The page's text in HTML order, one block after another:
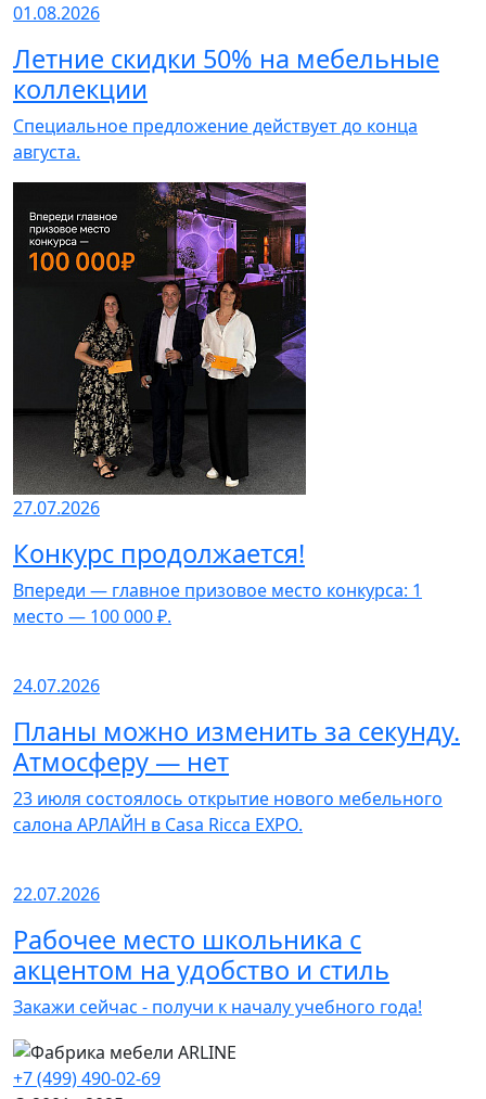
01.08.2026
Летние скидки 50% на мебельные
коллекции
Специальное предложение действует до конца
августа.
27.07.2026
Конкурс продолжается!
Впереди — главное призовое место конкурса: 1
место — 100 000 ₽.
24.07.2026
Планы можно изменить за секунду.
Атмосферу — нет
23 июля состоялось открытие нового мебельного
салона АРЛАЙН в Casa Ricca EXPO.
22.07.2026
Рабочее место школьника с
акцентом на удобство и стиль
Закажи сейчас - получи к началу учебного года!
+7 (499) 490-02-69